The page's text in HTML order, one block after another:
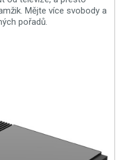
Mějte více svobody a
pořadů.